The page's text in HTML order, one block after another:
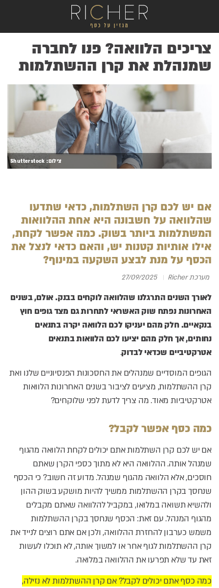
צריכים הלוואה? פנו לחברה
שמנהלת את קרן ההשתלמות
צילום: Shutterstock
אם יש לכם קרן השתלמות, כדאי שתדעו
שהלוואה על חשבונה היא אחת ההלוואות
המשתלמות ביותר בשוק. כמה אפשר לקחת,
אילו אותיות קטנות יש, והאם כדאי לנצל את
הכסף על מנת לבצע השקעה במינוף?
מערכת Richer 27/09/2025
לאורך השנים התרגלנו שהלוואה לוקחים בבנק. אולם, בשנים
האחרונות נפתח שוק האשראי לתחרות גם מצד גופים חוץ
בנקאיים. חלק מהם יעניקו לכם הלוואה יקרה בתנאים
נחותים, אך חלק מהם יציעו לכם הלוואות בתנאים
אטרקטיביים שכדאי לבדוק.
הגופים המוסדיים שמנהלים את החסכונות הפנסיוניים שלנו ואת
קרן ההשתלמות, מציעים לציבור בשנים האחרונות הלוואות
אטרקטיביות מאוד. מה צריך לדעת לפני שלוקחים?
כמה כסף אפשר לקבל?
אם יש לכם קרן השתלמות אתם יכולים לקחת הלוואה מהגוף
שמנהל אותה. ההלוואה היא לא מתוך כספי הקרן שאתם
חוסכים, אלא הלוואה מהגוף שמנהל. מדוע זה חשוב? כי הכסף
שנחסך בקרן ההשתלמות ממשיך להיות מושקע בשוק ההון
ולהשיא תשואה במלואו, במקביל להלוואה שאתם מקבלים
מהגוף המנהל. עם זאת: הכסף שנחסך בקרן ההשתלמות
משמש כערבון להחזרת ההלוואה, ולכן אם אתם רוצים לנייד את
קרן ההשתלמות לגוף אחר או למשוך אותה, לא תוכלו לעשות
זאת עד שלא תפרעו את ההלוואה במלואה.
כמה כסף אתם יכולים לקבל? אם קרן ההשתלמות לא נזילה,